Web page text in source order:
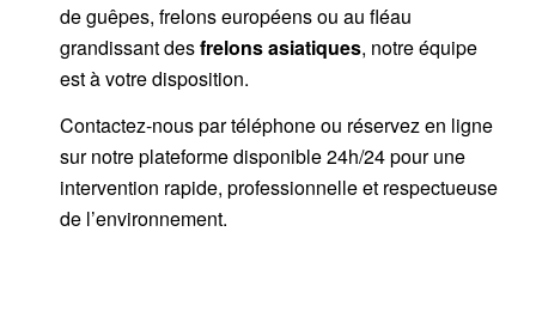
de guêpes, frelons européens ou au fléau
grandissant desfrelons asiatiques, notre équipe
est à votre disposition.
Contactez-nous partéléphoneou réservez en ligne
sur notre plateforme disponible 24h/24pour une
intervention rapide, professionnelle et respectueuse
de l’environnement.